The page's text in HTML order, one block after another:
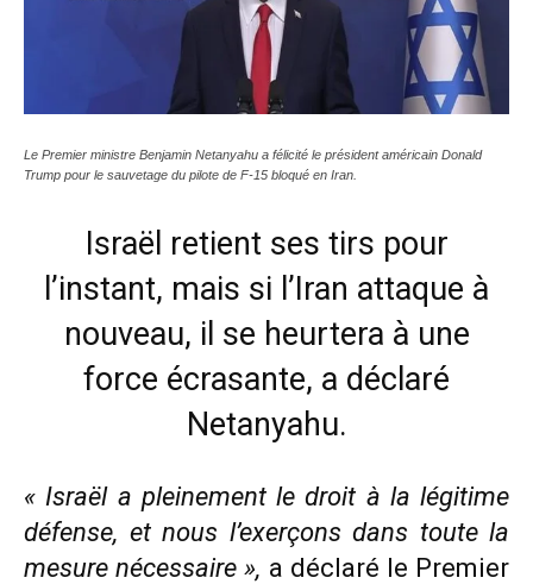
Le Premier ministre Benjamin Netanyahu a félicité le président américain Donald
Trump pour le sauvetage du pilote de F-15 bloqué en Iran.
Israël retient ses tirs pour
l’instant, mais si l’Iran attaque à
nouveau, il se heurtera à une
force écrasante, a déclaré
Netanyahu.
« Israël a pleinement le droit à la légitime
défense, et nous l’exerçons dans toute la
mesure nécessaire », a déclaré le Premier